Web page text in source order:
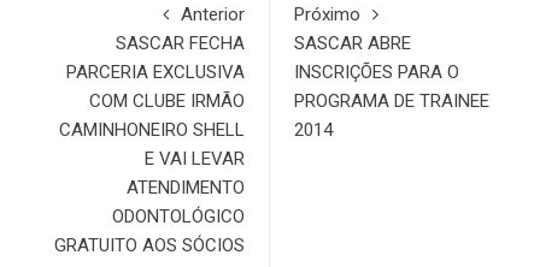
Anterior
SASCAR FECHA
PARCERIA EXCLUSIVA
COM CLUBE IRMÃO
CAMINHONEIRO SHELL
E VAI LEVAR
ATENDIMENTO
ODONTOLÓGICO
GRATUITO AOS SÓCIOS
Próximo
SASCAR ABRE
INSCRIÇÕES PARA O
PROGRAMA DE TRAINEE
2014